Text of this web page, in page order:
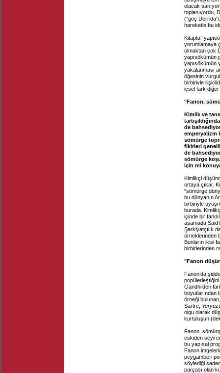
olacak
toplanıyordu,
(“geç
hareketle bu
Kitapta
yorumlamaya
olmaktan çok
yapısökümün
yapısökümün
yakalanması
öğesinin
birbiriyle
içsel fark
"Fanon,
Kimlik ve
de
emperyalizm
sömürge
fikirleri
de
sömürge
için mi
Kimlikçi
ortaya çıkar.
“sömürge
bu dünyanın
birbiriyle
burada.
içinde bir
aşamada
Şarkiyatçılık
örneklerinden
Bunların ikisi
birbirlerinden
"Fanon
Fanon’da
Gandhi’den
boyutlarından
örneği
Sartre,
olgu olarak
kurtuluşun
Fanon,
eskiden seyirci
bu yapısal
Fanon
peygamberi
söylediği
parçası olan